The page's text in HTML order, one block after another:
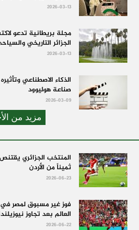
2026-03-13
مجلة بريطانية تدعو
الجزائر التاريخي
2026-03-13
الذكاء الاصطناعي
صناعة هوليوود
2026-03-09
مزيد من
المنتخب الجزائري
ثميناً من الأردن
2026-06-23
فوز غير مسبوق لمصر
العالم بعد تجاوز
2026-06-22